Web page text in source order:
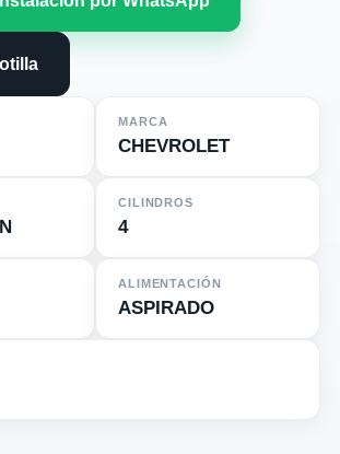
MARCA
CHEVROLET
CILINDROS
4
ALIMENTACIÓN
ASPIRADO